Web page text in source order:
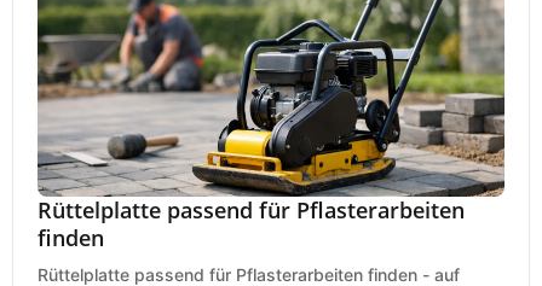
Rüttelplatte passend für Pflasterarbeiten
finden
Rüttelplatte passend für Pflasterarbeiten finden - auf